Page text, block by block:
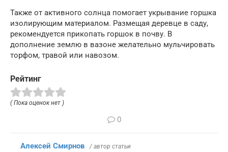
Также от активного солнца помогает укрывание горшка
изолирующим материалом. Размещая деревце в саду,
рекомендуется прикопать горшок в почву. В
дополнение землю в вазоне желательно мульчировать
торфом, травой или навозом.
Рейтинг
( Пока оценок нет )
0
Алексей Смирнов / автор статьи